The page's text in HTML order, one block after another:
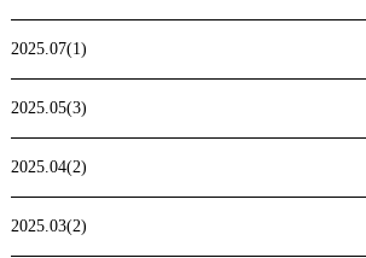
2025.07(1)
2025.05(3)
2025.04(2)
2025.03(2)